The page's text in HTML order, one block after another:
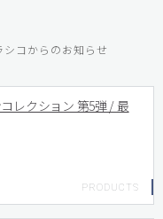
コからのお知らせ
レクション 第5弾 / 最